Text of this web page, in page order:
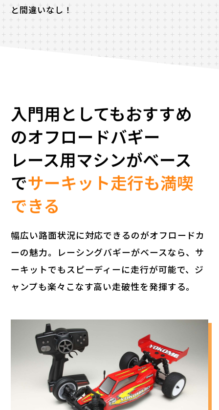
と間違いなし！
入門用としてもおすすめ
のオフロードバギー
レース用マシンがベース
でサーキット走行も満喫
できる
幅広い路面状況に対応できるのがオフロードカ
ーの魅力。レーシングバギーがベースなら、サ
ーキットでもスピーディーに走行が可能で、ジ
ャンプも楽々こなす高い走破性を発揮する。